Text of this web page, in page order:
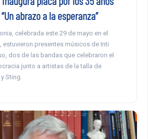
abrazo a la esperanza”
celebrada este 29 de mayo en el
estuvieron presentes músicos de Inti
dos de las bandas que celebraron el
junto a artistas de la talla de
Sting.